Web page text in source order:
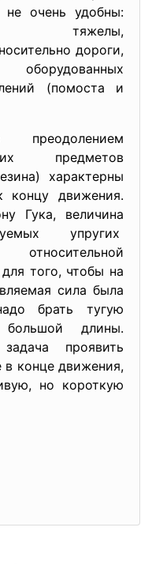
очень удобны:
тяжелы,
дороги,
(помоста и
предметов
характерны
концу движения.
Гука, величина
упругих
относительной
того, чтобы на
сила была
брать тугую
длины.
проявить
в конце движения,
но короткую